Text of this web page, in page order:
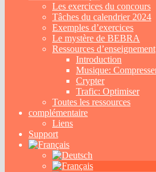
Les exercices du concours
Tâches du calendrier 2024
Exemples d’exercices
Le mystère de BEBRA
Ressources d’enseignement
Introduction
Musique:
Crypter
Trafic: Optimiser
Toutes les ressources
complémentaire
Liens
Support